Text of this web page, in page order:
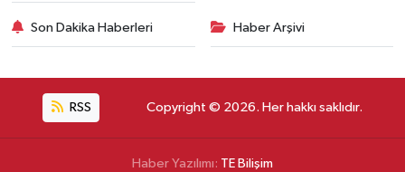
Son Dakika Haberleri Haber Arşivi
RSS Copyright © 2026. Her hakkı saklıdır.
Haber Yazılımı: TE Bilişim